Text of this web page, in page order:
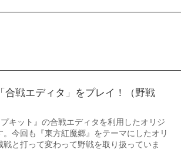
合戦エディタ」をプレイ！（野戦
キット』の合戦エディタを利用したオリジ
今回も『東方紅魔郷』をテーマにしたオリ
と打って変わって野戦を取り扱っていま